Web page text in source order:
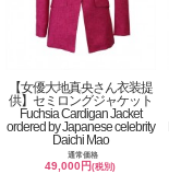
【女優大地真央さん衣装提
供】セミロングジャケット
Fuchsia Cardigan Jacket
ordered by Japanese celebrity
Daichi Mao
通常価格
49,000円(税別)